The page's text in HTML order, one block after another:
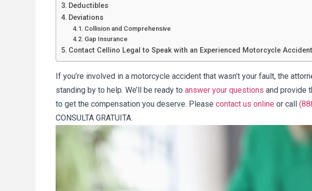
Deductibles
Deviations
Collision and Comprehensive
Gap Insurance
Contact Cellino Legal to Speak with an Experienced Motorcycle
If you’re involved in a motorcycle accident that wasn’t your fault, the
standing by to help. We’ll be ready to answer your questions and provide
to get the compensation you deserve. Please contact us online or call
CONSULTA GRATUITA.